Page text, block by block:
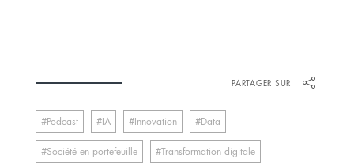
PARTAGER SUR
Podcast IA Innovation Data
Société en portefeuille Transformation digitale